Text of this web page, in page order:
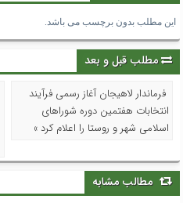
این مطلب بدون برچسب می باشد.
مطلب قبل و بعد
فرماندار لاهیجان آغاز رسمی فرآیند
انتخابات هفتمین دوره شوراهای
اسلامی شهر و روستا را اعلام کرد »
مطالب مشابه